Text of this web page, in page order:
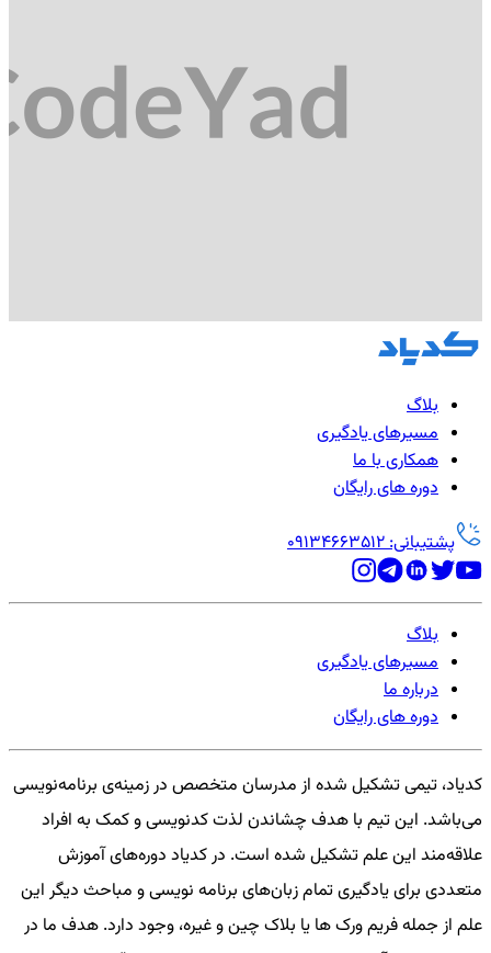
بلاگ
مسیرهای یادگیری
همکاری با ما
دوره های رایگان
پشتیبانی: 09134663512
بلاگ
مسیرهای یادگیری
درباره ما
دوره های رایگان
کدیاد، تیمی تشکیل شده از مدرسان متخصص در زمینه‌ی برنامه‌نویسی
می‌باشد. این تیم با هدف چشاندن لذت کدنویسی و کمک به افراد
علاقه‌مند این علم تشکیل شده است. در کدیاد دوره‌های آموزش
متعددی برای یادگیری تمام زبان‌های برنامه نویسی و مباحث دیگر این
علم از جمله فریم ورک ها یا بلاک چین و غیره، وجود دارد. هدف ما در